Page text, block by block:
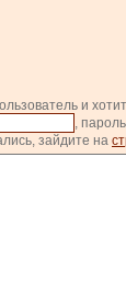
и
, пароль
зайдите на